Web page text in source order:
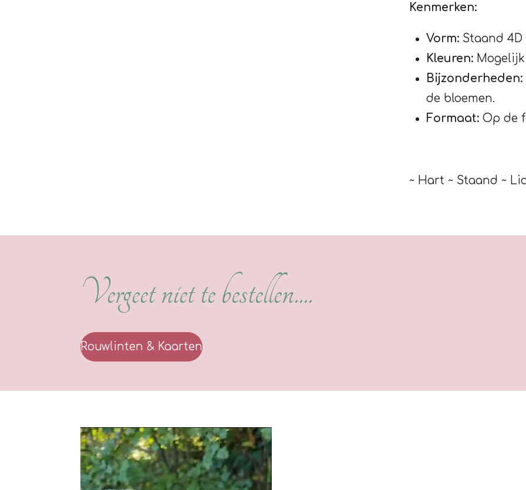
Kenmerken:
Vorm:Staand 4D
Kleuren:Mogelijk
Bijzonderheden:
de bloemen.
Formaat:Op de
~ Hart ~ Staand ~
Vergeet niet te bestellen....
Rouwlinten & Kaarten